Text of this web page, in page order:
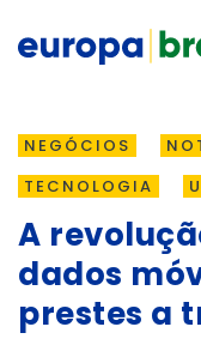
NEGÓCIOS
TECNOLOGIA
A
dados
prestes a